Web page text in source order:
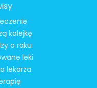
kolejkę
o raku
leki
lekarza